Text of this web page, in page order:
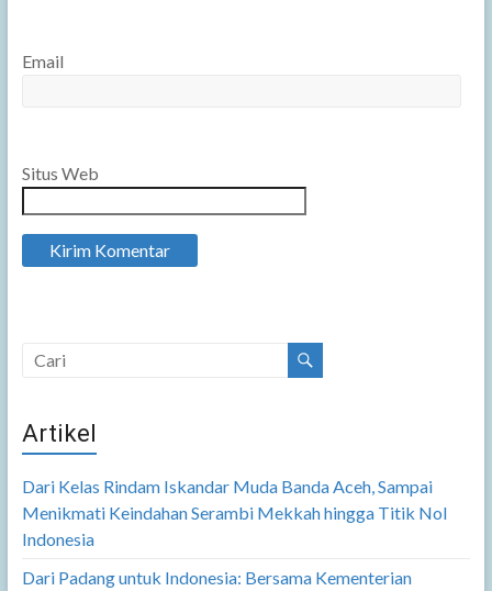
Email
Situs Web
Artikel
Dari Kelas Rindam Iskandar Muda Banda Aceh, Sampai
Menikmati Keindahan Serambi Mekkah hingga Titik Nol
Indonesia
Dari Padang untuk Indonesia: Bersama Kementerian